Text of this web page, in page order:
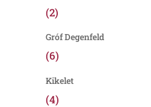
(2)
Gróf Degenfeld
(6)
Kikelet
(4)